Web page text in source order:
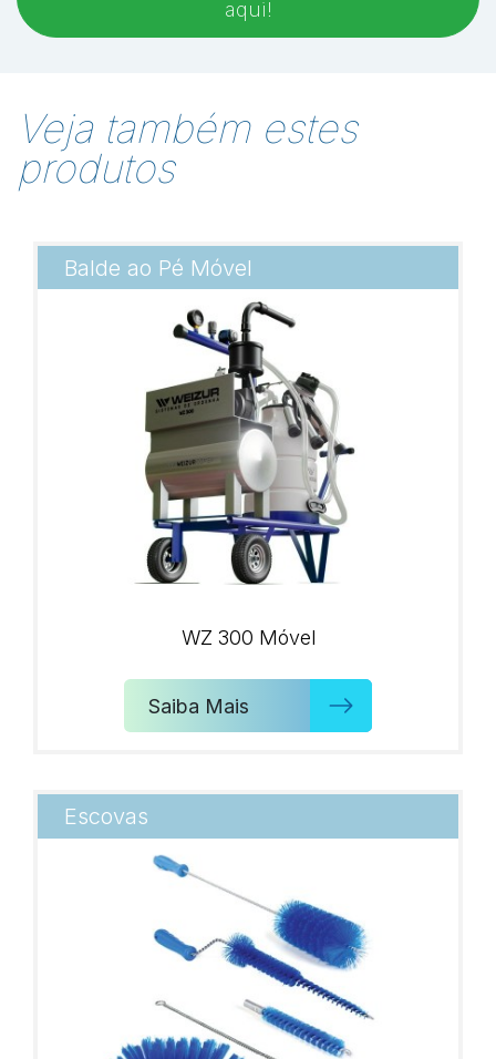
aqui!
Veja também estes
produtos
Balde ao Pé Móvel
WZ 300 Móvel
Saiba Mais
Escovas